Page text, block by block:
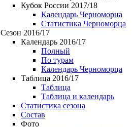
Кубок России 2017/18
Календарь Черноморца
Статистика Черноморца
Сезон 2016/17
Календарь 2016/17
Полный
По турам
Календарь Черноморца
Таблица 2016/17
Таблица
Таблица и календарь
Статистика сезона
Состав
Фото